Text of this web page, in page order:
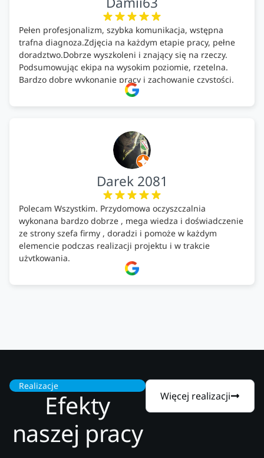
Pełen profesjonalizm, szybka komunikacja, wstępna
trafna diagnoza.Zdjęcia na każdym etapie pracy, pełne
doradztwo.Dobrze wyszkoleni i znający się na rzeczy.
Podsumowując ekipa na wysokim poziomie, rzetelna.
Bardzo dobre wykonanie pracy i zachowanie czystości.
Darek 2081
Polecam Wszystkim. Przydomowa oczyszczalnia
wykonana bardzo dobrze , mega wiedza i doświadczenie
ze strony szefa firmy , doradzi i pomoże w każdym
elemencie podczas realizacji projektu i w trakcie
użytkowania.
Firma godna zaufania. Tak trzymać!
Realizacje
Efekty
naszej pracy
Więcej realizacji